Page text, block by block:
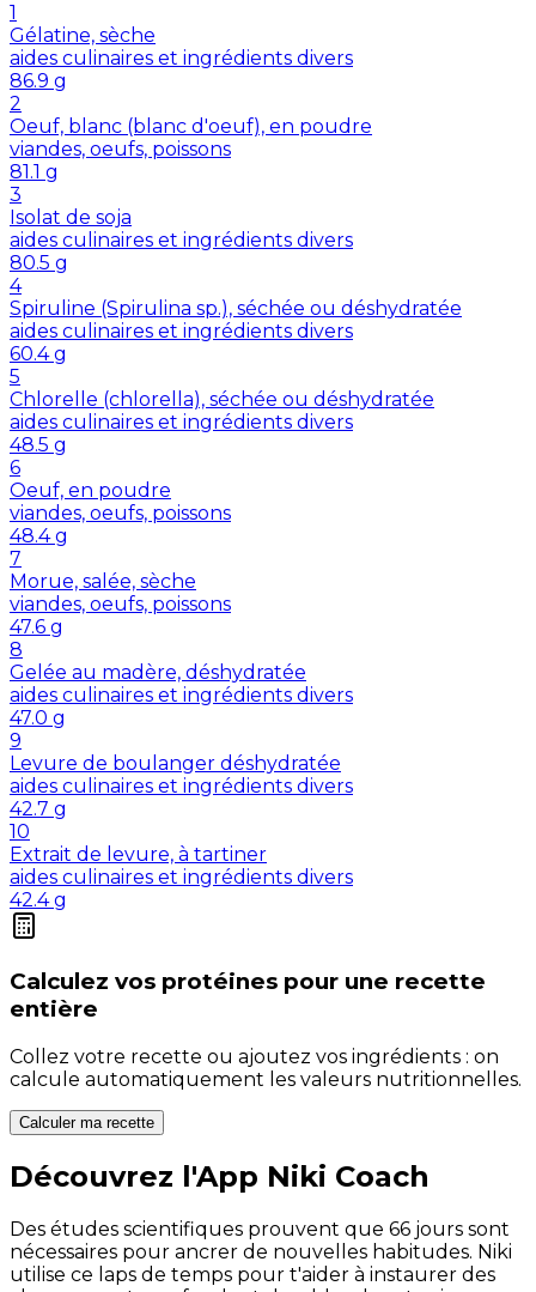
1
Gélatine, sèche
aides culinaires et ingrédients divers
86.9 g
2
Oeuf, blanc (blanc d'oeuf), en poudre
viandes, oeufs, poissons
81.1 g
3
Isolat de soja
aides culinaires et ingrédients divers
80.5 g
4
Spiruline (Spirulina sp.), séchée ou déshydratée
aides culinaires et ingrédients divers
60.4 g
5
Chlorelle (chlorella), séchée ou déshydratée
aides culinaires et ingrédients divers
48.5 g
6
Oeuf, en poudre
viandes, oeufs, poissons
48.4 g
7
Morue, salée, sèche
viandes, oeufs, poissons
47.6 g
8
Gelée au madère, déshydratée
aides culinaires et ingrédients divers
47.0 g
9
Levure de boulanger déshydratée
aides culinaires et ingrédients divers
42.7 g
10
Extrait de levure, à tartiner
aides culinaires et ingrédients divers
42.4 g
Calculez vos protéines pour une recette
entière
Collez votre recette ou ajoutez vos ingrédients : on
calcule automatiquement les valeurs nutritionnelles.
Calculer ma recette
Découvrez l'App Niki Coach
Des études scientifiques prouvent que 66 jours sont
nécessaires pour ancrer de nouvelles habitudes. Niki
utilise ce laps de temps pour t'aider à instaurer des